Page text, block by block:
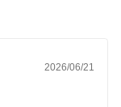
2026/06/21